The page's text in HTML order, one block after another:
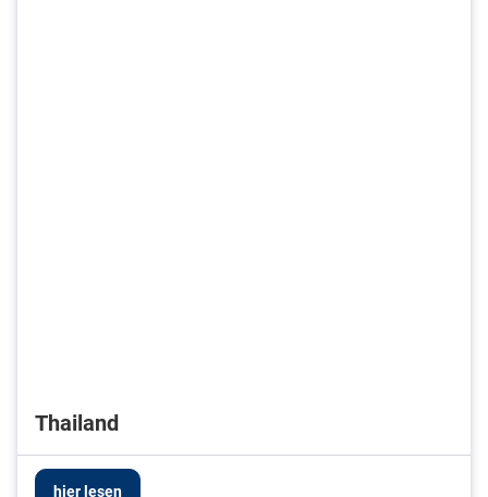
Thailand
hier lesen